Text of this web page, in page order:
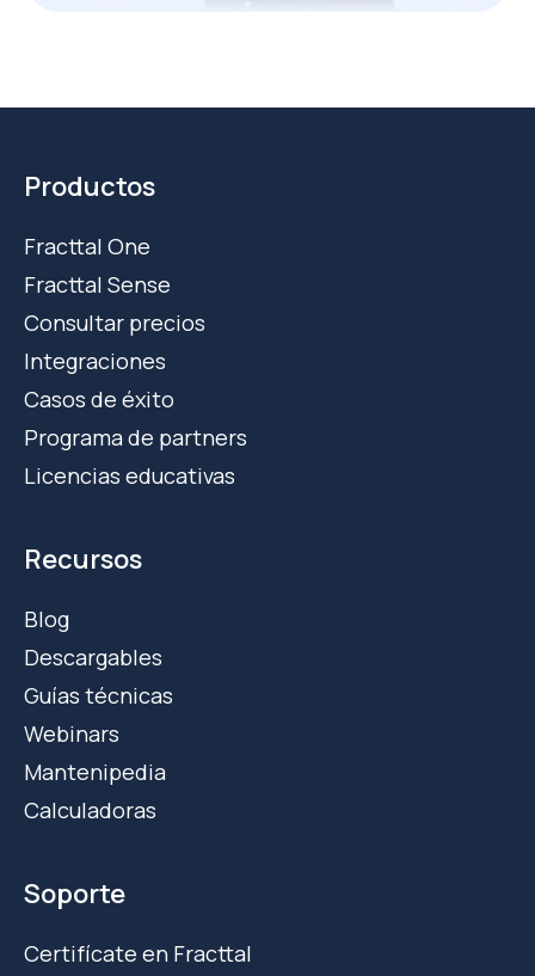
Productos
Fracttal One
Fracttal Sense
Consultar precios
Integraciones
Casos de éxito
Programa de partners
Licencias educativas
Recursos
Blog
Descargables
Guías técnicas
Webinars
Mantenipedia
Calculadoras
Soporte
Certifícate en Fracttal